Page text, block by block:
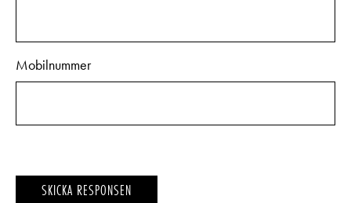
Mobilnummer